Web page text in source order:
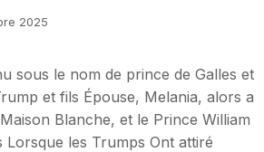
2025
sous le nom de prince de Galles et
et fils Épouse, Melania, alors a
Blanche, et le Prince William
Lorsque les Trumps Ont attiré